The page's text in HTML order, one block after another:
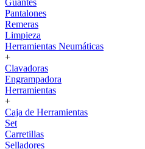
Guantes
Pantalones
Remeras
Limpieza
Herramientas Neumáticas
+
Clavadoras
Engrampadora
Herramientas
+
Caja de Herramientas
Set
Carretillas
Selladores